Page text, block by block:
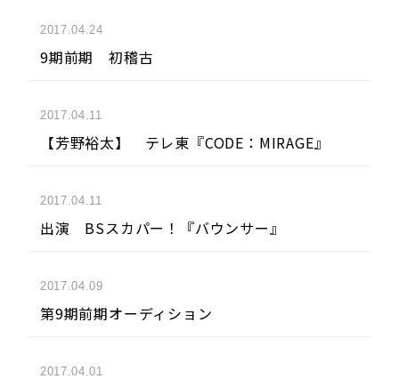
2017.04.24
9期前期 初稽古
2017.04.11
【芳野裕太】 テレ東『CODE：MIRAGE』
2017.04.11
出演 BSスカパー！『バウンサー』
2017.04.09
第9期前期オーディション
2017.04.01